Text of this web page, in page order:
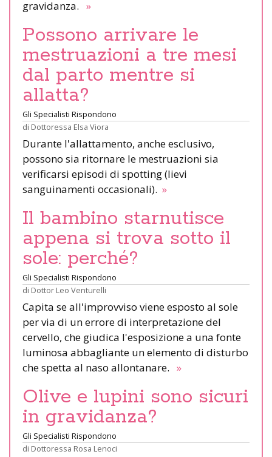
gravidanza. »
Possono arrivare le
mestruazioni a tre mesi
dal parto mentre si
allatta?
Gli Specialisti Rispondono
di Dottoressa Elsa Viora
Durante l'allattamento, anche esclusivo,
possono sia ritornare le mestruazioni sia
verificarsi episodi di spotting (lievi
sanguinamenti occasionali). »
Il bambino starnutisce
appena si trova sotto il
sole: perché?
Gli Specialisti Rispondono
di Dottor Leo Venturelli
Capita se all'improvviso viene esposto al sole
per via di un errore di interpretazione del
cervello, che giudica l'esposizione a una fonte
luminosa abbagliante un elemento di disturbo
che spetta al naso allontanare. »
Olive e lupini sono sicuri
in gravidanza?
Gli Specialisti Rispondono
di Dottoressa Rosa Lenoci